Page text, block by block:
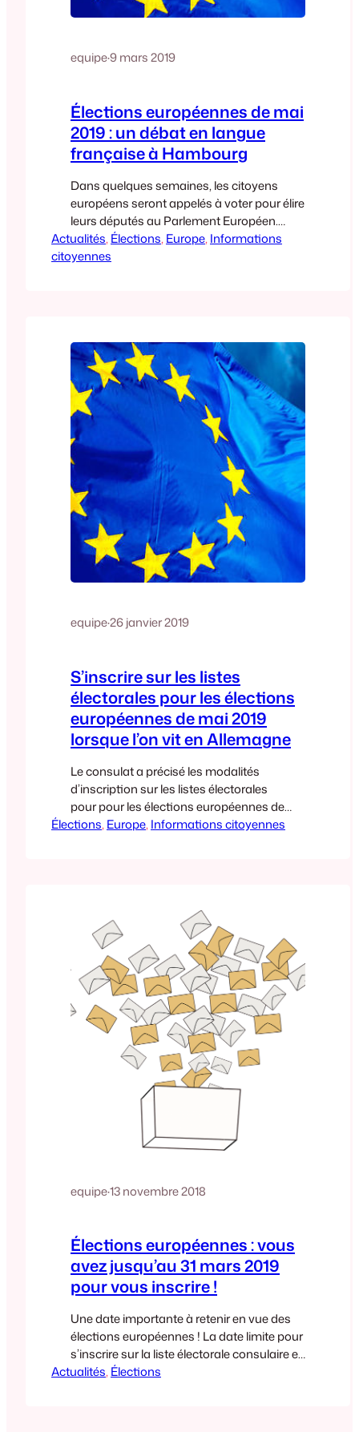
equipe·9 mars 2019
Élections européennes de mai
2019 : un débat en langue
française à Hambourg
Dans quelques semaines, les citoyens
européens seront appelés à voter pour élire
leurs députés au Parlement Européen.
C’est un moment important de la vie
citoyenne et démocratique. Pour répondre
absent du Grand Débat…
Actualités, Élections, Europe, Informations
citoyennes
equipe·26 janvier 2019
S’inscrire sur les listes
électorales pour les élections
européennes de mai 2019
lorsque l’on vit en Allemagne
Le consulat a précisé les modalités
d’inscription sur les listes électorales
pour pour les élections européennes de
mai 2019. Vous pouvez lire ces
électorale française, soit sur la liste
électorale…
Élections, Europe, Informations citoyennes
equipe·13 novembre 2018
Élections européennes : vous
avez jusqu’au 31 mars 2019
pour vous inscrire !
Une date importante à retenir en vue des
élections européennes ! La date limite pour
s’inscrire sur la liste électorale consulaire et
voter en Allemagne du Nord pour les
Actualités, Élections